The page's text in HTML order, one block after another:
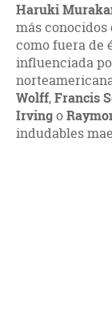
Haruki
más
como fuera de
influenciada
Wolff,Francis
Irvingo
indudables